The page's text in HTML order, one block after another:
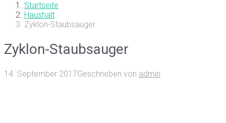
Startseite
Haushalt
Zyklon-Staubsauger
Zyklon-Staubsauger
14. September 2017Geschrieben von admin